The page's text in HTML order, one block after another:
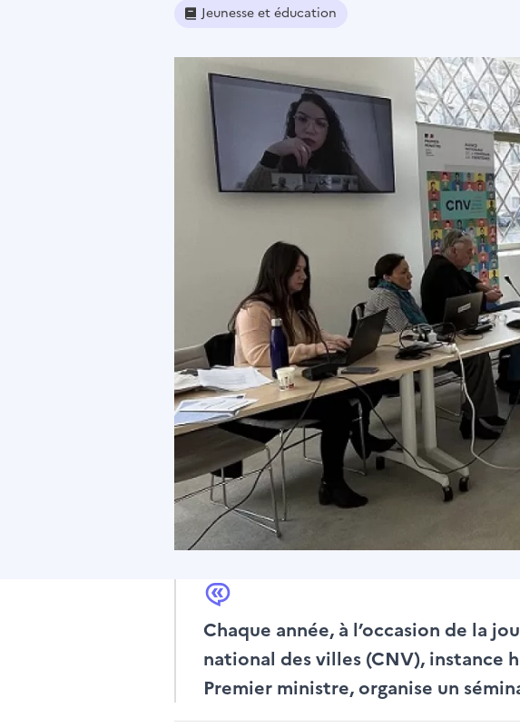
Jeunesse et éducation
Image
Chaque année, à l’occasion de la
national des villes (CNV), instance
Premier ministre, organise un